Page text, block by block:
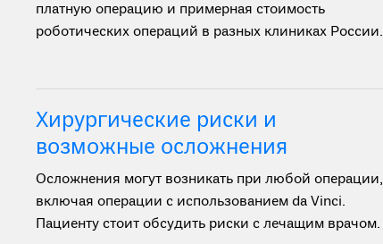
платную операцию и примерная стоимость
роботических операций в разных клиниках России.
Хирургические риски и
возможные осложнения
Осложнения могут возникать при любой операции,
включая операции с использованием da Vinci.
Пациенту стоит обсудить риски с лечащим врачом.